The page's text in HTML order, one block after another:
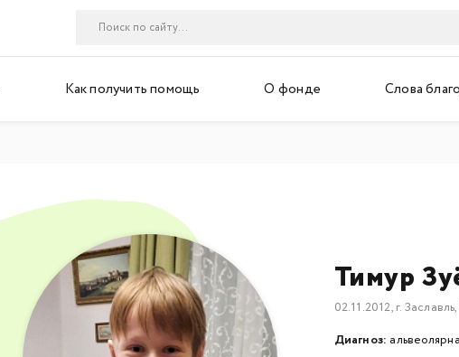
Как получить помощь О фонде Слова
Тимур
02.11.2012, г.
Диагноз: